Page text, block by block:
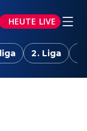
HEUTE LIVE
2. Liga